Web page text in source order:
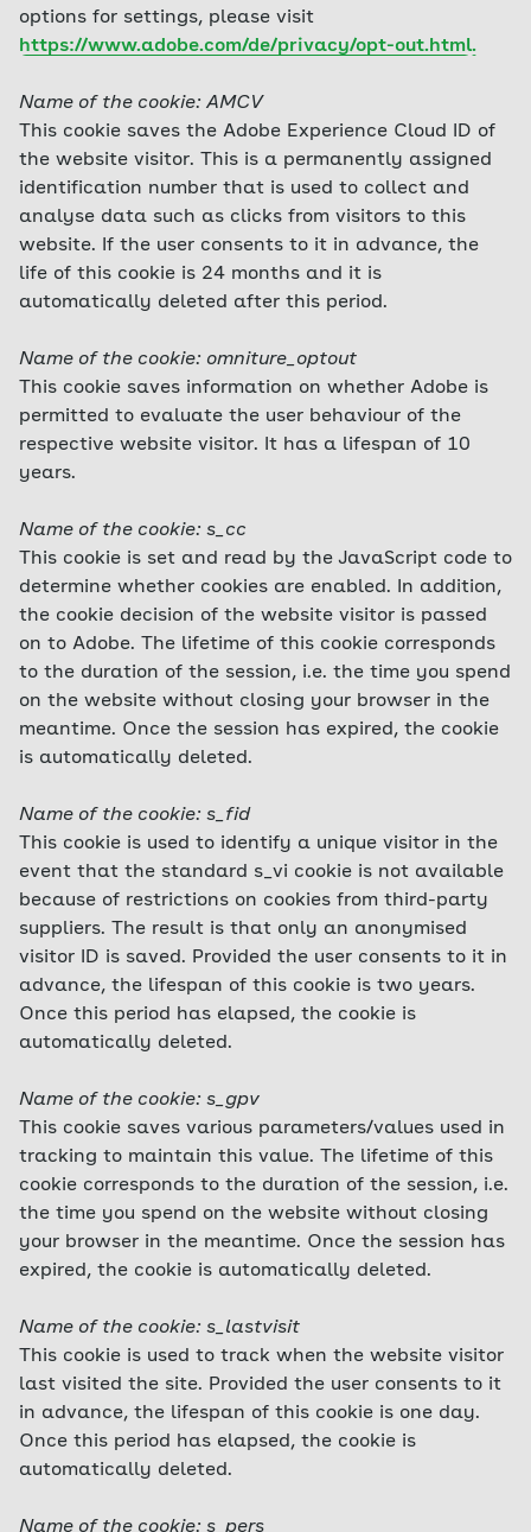
options for settings, please visit
https://www.adobe.com/de/privacy/opt-out.html.
Name of the cookie: AMCV
This cookie saves the Adobe Experience Cloud ID of
the website visitor. This is a permanently assigned
identification number that is used to collect and
analyse data such as clicks from visitors to this
website. If the user consents to it in advance, the
life of this cookie is 24 months and it is
automatically deleted after this period.
Name of the cookie: omniture_optout
This cookie saves information on whether Adobe is
permitted to evaluate the user behaviour of the
respective website visitor. It has a lifespan of 10
years.
Name of the cookie: s_cc
This cookie is set and read by the JavaScript code to
determine whether cookies are enabled. In addition,
the cookie decision of the website visitor is passed
on to Adobe. The lifetime of this cookie corresponds
to the duration of the session, i.e. the time you spend
on the website without closing your browser in the
meantime. Once the session has expired, the cookie
is automatically deleted.
Name of the cookie: s_fid
This cookie is used to identify a unique visitor in the
event that the standard s_vi cookie is not available
because of restrictions on cookies from third-party
suppliers. The result is that only an anonymised
visitor ID is saved. Provided the user consents to it in
advance, the lifespan of this cookie is two years.
Once this period has elapsed, the cookie is
automatically deleted.
Name of the cookie: s_gpv
This cookie saves various parameters/values used in
tracking to maintain this value. The lifetime of this
cookie corresponds to the duration of the session, i.e.
the time you spend on the website without closing
your browser in the meantime. Once the session has
expired, the cookie is automatically deleted.
Name of the cookie: s_lastvisit
This cookie is used to track when the website visitor
last visited the site. Provided the user consents to it
in advance, the lifespan of this cookie is one day.
Once this period has elapsed, the cookie is
automatically deleted.
Name of the cookie: s_pers